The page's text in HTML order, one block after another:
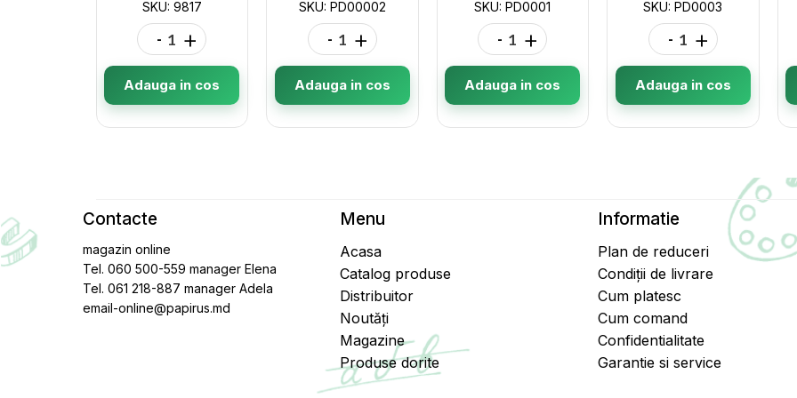
SKU: 9817
- +
Adauga in cos
SKU: PD00002
- +
Adauga in cos
SKU: PD0001
- +
Adauga in cos
SKU: PD0003
- +
Adauga in cos
Contacte
magazin online
Tel. 060 500-559 manager Elena
Tel. 061 218-887 manager Adela
email-online@papirus.md
Menu
Acasa
Catalog produse
Distribuitor
Noutăți
Magazine
Produse dorite
Informatie
Plan de reduceri
Condiții de livrare
Cum platesc
Cum comand
Confidentialitate
Garantie si service